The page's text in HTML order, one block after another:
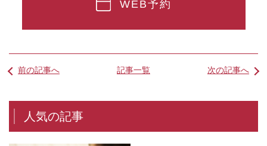
WEB予約
前の記事へ 記事一覧 次の記事へ
人気の記事